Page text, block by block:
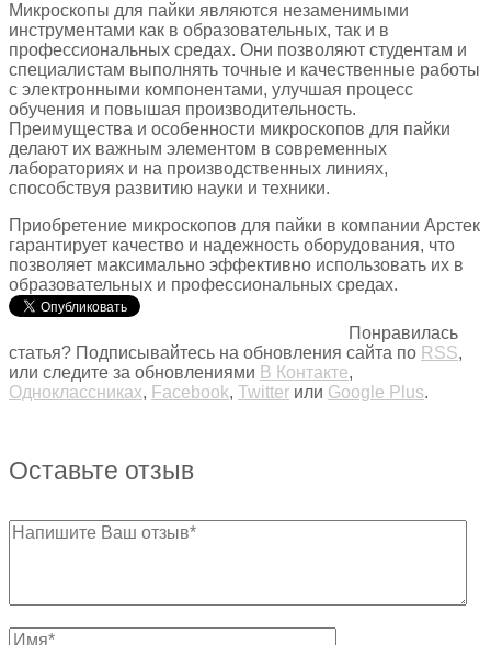
Микроскопы для пайки являются незаменимыми
инструментами как в образовательных, так и в
профессиональных средах. Они позволяют студентам и
специалистам выполнять точные и качественные работы
с электронными компонентами, улучшая процесс
обучения и повышая производительность.
Преимущества и особенности микроскопов для пайки
делают их важным элементом в современных
лабораториях и на производственных линиях,
способствуя развитию науки и техники.
Приобретение микроскопов для пайки в компании Арстек
гарантирует качество и надежность оборудования, что
позволяет максимально эффективно использовать их в
образовательных и профессиональных средах.
Понравилась
статья? Подписывайтесь на обновления сайта по RSS,
или следите за обновлениями В Контакте,
Одноклассниках, Facebook, Twitter или Google Plus.
Оставьте отзыв